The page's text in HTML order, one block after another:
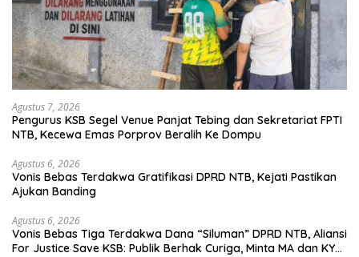
Agustus 7, 2026
Pengurus KSB Segel Venue Panjat Tebing dan Sekretariat FPTI
NTB, Kecewa Emas Porprov Beralih Ke Dompu
Agustus 6, 2026
Vonis Bebas Terdakwa Gratifikasi DPRD NTB, Kejati Pastikan
Ajukan Banding
Agustus 6, 2026
Vonis Bebas Tiga Terdakwa Dana “Siluman” DPRD NTB, Aliansi
For Justice Save KSB: Publik Berhak Curiga, Minta MA dan KY